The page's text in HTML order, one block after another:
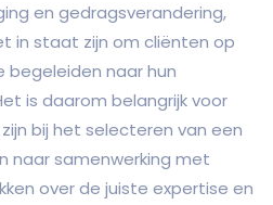
en gedragsverandering,
in staat zijn om cliënten op
naar hun
is daarom belangrijk voor
bij het selecteren van een
naar samenwerking met
over de juiste expertise en